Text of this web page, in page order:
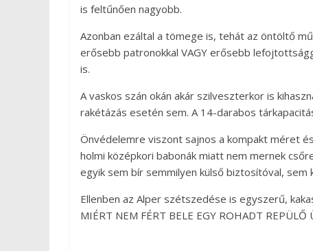
is feltűnően nagyobb.
Azonban ezáltal a tömege is, tehát az öntöltő
erősebb patronokkal VAGY erősebb
is.
A vaskos szán okán akár szilveszterkor is
rakétázás esetén sem. A 14-darabos
Önvédelemre viszont sajnos a kompakt méret
holmi középkori babonák miatt nem mernek
egyik sem bír semmilyen külső biztosítóval,
Ellenben az Alper szétszedése is egyszerű,
MIÉRT NEM FÉRT BELE EGY ROHADT REPÜLŐ